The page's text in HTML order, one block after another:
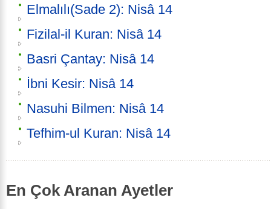
Elmalılı(Sade 2): Nisâ 14
Fizilal-il Kuran: Nisâ 14
Basri Çantay: Nisâ 14
İbni Kesir: Nisâ 14
Nasuhi Bilmen: Nisâ 14
Tefhim-ul Kuran: Nisâ 14
En Çok Aranan Ayetler